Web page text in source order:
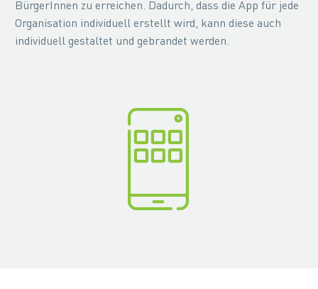
BürgerInnen zu erreichen. Dadurch, dass die App für jede
Organisation individuell erstellt wird, kann diese auch
individuell gestaltet und gebrandet werden.

